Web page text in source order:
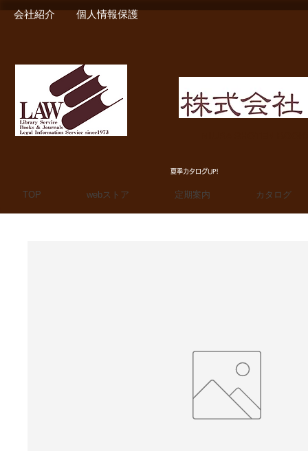
会社紹介 個人情報保護
夏季カタログUP!
TOP webストア 定期案内 カタログ